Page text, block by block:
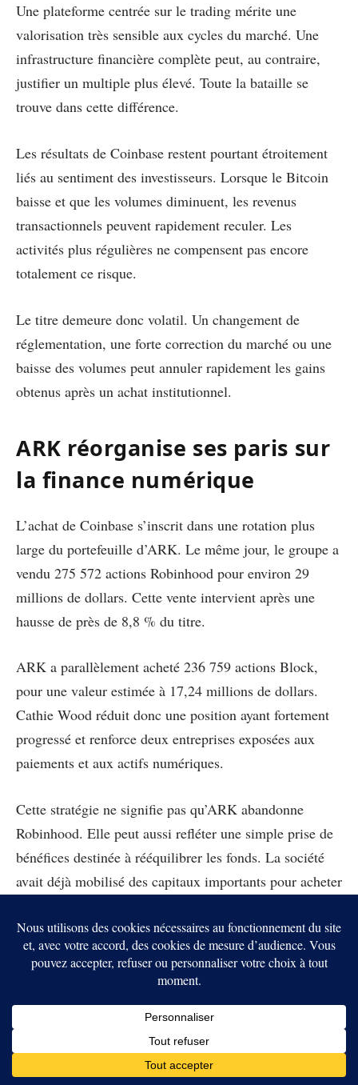
Une plateforme centrée sur le trading mérite une
valorisation très sensible aux cycles du marché. Une
infrastructure financière complète peut, au contraire,
justifier un multiple plus élevé. Toute la bataille se
trouve dans cette différence.
Les résultats de Coinbase restent pourtant étroitement
liés au sentiment des investisseurs. Lorsque le Bitcoin
baisse et que les volumes diminuent, les revenus
transactionnels peuvent rapidement reculer. Les
activités plus régulières ne compensent pas encore
totalement ce risque.
Le titre demeure donc volatil. Un changement de
réglementation, une forte correction du marché ou une
baisse des volumes peut annuler rapidement les gains
obtenus après un achat institutionnel.
ARK réorganise ses paris sur
la finance numérique
L’achat de Coinbase s’inscrit dans une rotation plus
large du portefeuille d’ARK. Le même jour, le groupe a
vendu 275 572 actions Robinhood pour environ 29
millions de dollars. Cette vente intervient après une
hausse de près de 8,8 % du titre.
ARK a parallèlement acheté 236 759 actions Block,
pour une valeur estimée à 17,24 millions de dollars.
Cathie Wood réduit donc une position ayant fortement
progressé et renforce deux entreprises exposées aux
paiements et aux actifs numériques.
Cette stratégie ne signifie pas qu’ARK abandonne
Robinhood. Elle peut aussi refléter une simple prise de
bénéfices destinée à rééquilibrer les fonds. La société
avait déjà mobilisé des capitaux importants pour acheter
Ce mouvement rejoint la tendance plus large oùles
plateformes crypto et les acteurs financiers rapprochent
occuper cette zone hybride, entre infrastructure crypto
et courtier financier nouvelle génération.